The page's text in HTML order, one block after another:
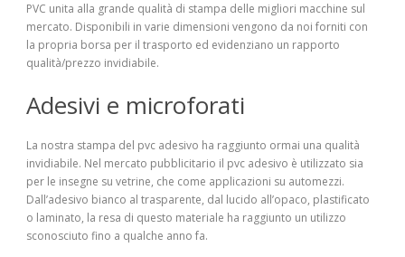
PVC unita alla grande qualità di stampa delle migliori macchine sul
mercato. Disponibili in varie dimensioni vengono da noi forniti con
la propria borsa per il trasporto ed evidenziano un rapporto
qualità/prezzo invidiabile.
Adesivi e microforati
La nostra stampa del pvc adesivo ha raggiunto ormai una qualità
invidiabile. Nel mercato pubblicitario il pvc adesivo è utilizzato sia
per le insegne su vetrine, che come applicazioni su automezzi.
Dall’adesivo bianco al trasparente, dal lucido all’opaco, plastificato
o laminato, la resa di questo materiale ha raggiunto un utilizzo
sconosciuto fino a qualche anno fa.